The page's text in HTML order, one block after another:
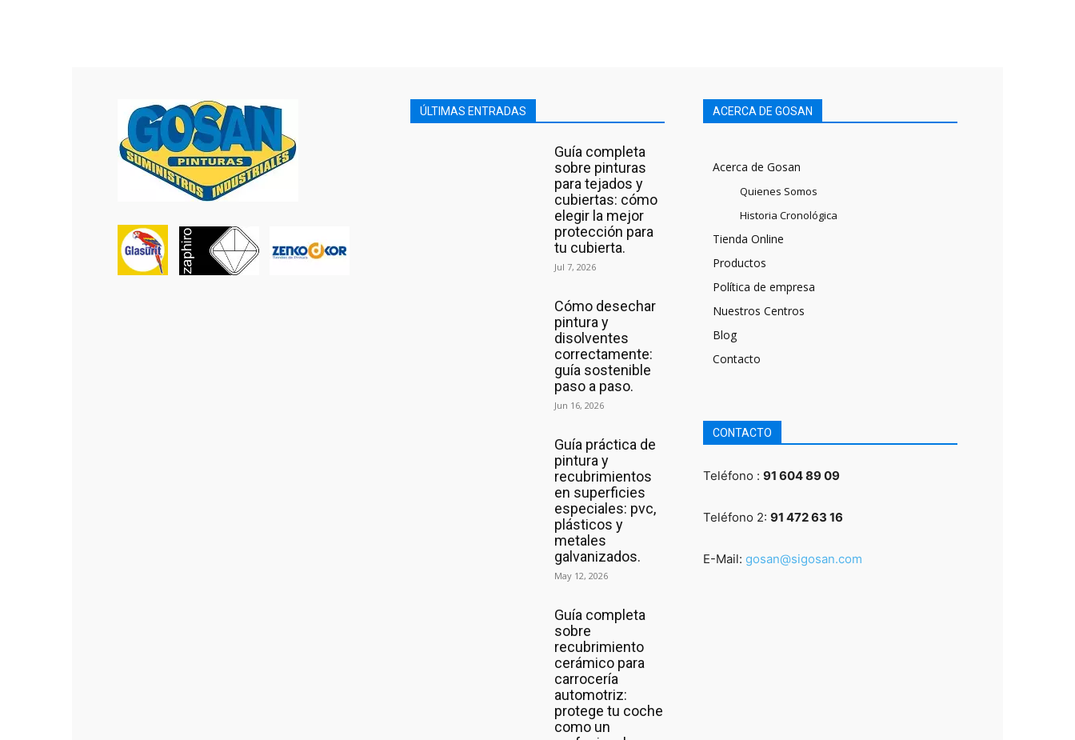
ÚLTIMAS ENTRADAS
Guía completa
sobre pinturas
para tejados y
cubiertas: cómo
elegir la mejor
protección para
tu cubierta.
Jul 7, 2026
Cómo desechar
pintura y
disolventes
correctamente:
guía sostenible
paso a paso.
Jun 16, 2026
Guía práctica de
pintura y
recubrimientos
en superficies
especiales: pvc,
plásticos y
metales
galvanizados.
May 12, 2026
Guía completa
sobre
recubrimiento
cerámico para
carrocería
automotriz:
protege tu coche
como un
ACERCA DE GOSAN
Acerca de Gosan
Quienes Somos
Historia Cronológica
Tienda Online
Productos
Política de empresa
Nuestros Centros
Blog
Contacto
CONTACTO
Teléfono : 91 604 89 09
Teléfono 2: 91 472 63 16
E-Mail: gosan@sigosan.com